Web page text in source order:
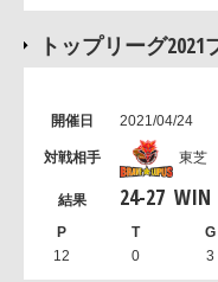
トップリーグ
2021/04/24
東芝
24-27 WIN
12 0 3